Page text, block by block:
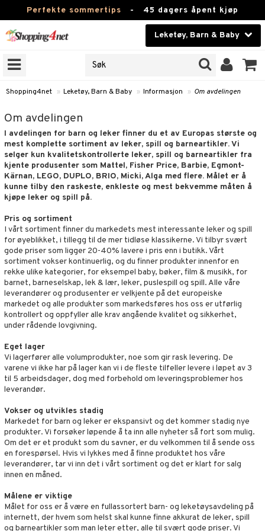
Perfekte sommertips - 45 dagers åpent kjøp
Leketøy, Barn & Baby
Skjønnhet
Kontaktlinser
Helsekost
Apotek
Fitness
Hjem & innredning
Varemerker
Kampanjer
Shopping4net » Leketøy, Barn & Baby » Informasjon » Om avdelingen
Om avdelingen
I avdelingen for barn og leker finner du et av Europas største og
mest komplette sortiment av leker, spill og barneartikler. Vi
selger kun kvalitetskontrollerte leker, spill og barneartikler fra
kjente produsenter som Mattel, Fisher Price, Barbie, Egmont-
Kärnan, LEGO, DUPLO, BRIO, Micki, Alga med flere. Målet er å
kunne tilby den raskeste, enkleste og mest bekvemme måten å
kjøpe leker og spill på.
Pris og sortiment
I vårt sortiment finner du markedets mest interessante leker og spill
for øyeblikket, i tillegg til de mer tidløse klassikerne. Vi tilbyr svært
gode priser som ligger 20-40% lavere i pris enn i butikk. Vårt
sortiment vokser kontinuerlig, og du finner produkter innenfor en
rekke ulike kategorier, for eksempel baby, bøker, film & musikk, for
barnet, barneselskap, lek & lær, leker, puslespill og spill. Alle våre
leverandører og produsenter er velkjente på det europeiske
markedet og alle produkter som markedsføres hos oss er utførlig
kontrollert og oppfyller alle krav angående kvalitet og sikkerhet,
under rådende lovgivning.
Eget lager
Vi lagerfører alle volumprodukter, noe som gir rask levering. De
varene vi ikke har på lager kan vi i de fleste tilfeller levere i løpet av 3
til 5 arbeidsdager, dog med forbehold om leveringsproblemer hos
leverandør.
Vokser og utvikles stadig
Markedet for barn og leker er ekspansivt og det kommer stadig nye
produkter. Vi forsøker løpende å ta inn alle nyheter så fort som mulig.
Om det er et produkt som du savner, er du velkommen til å sende oss
en forespørsel. Hvis vi lykkes med å finne produktet hos våre
leverandører, tar vi inn det i vårt sortiment og det er klart for salg
innen en måned.
Målene er viktige
Målet for oss er å være en fullassortert barn- og leketøysavdeling på
internett, der hvem som helst skal kunne finne akkurat de leker, spill
og barneartikler som man leter etter, alle til svært gode priser. Vi
Male
og luer
& rangle
og håndklær
& amming
og fest
& Matforvaring
& Tillbehør
& Tilbehør
barnevogner
& UV-klær
og Solhatter
& Strømper
leker
å-gå-vogner
Klosser
Builder
Stockholm
Villa Villerkulla
Born
Prinsesser
Friends
Pet Shop
- Fortidsdyr
Wild Life
Zhu Pets
& Gyngedyr
Bluey
City
biter
& svar